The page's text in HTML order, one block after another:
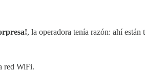
, la operadora tenía razón: ahí
red WiFi.